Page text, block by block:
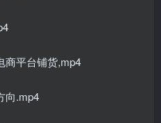
商平台铺货,mp4
向.mp4